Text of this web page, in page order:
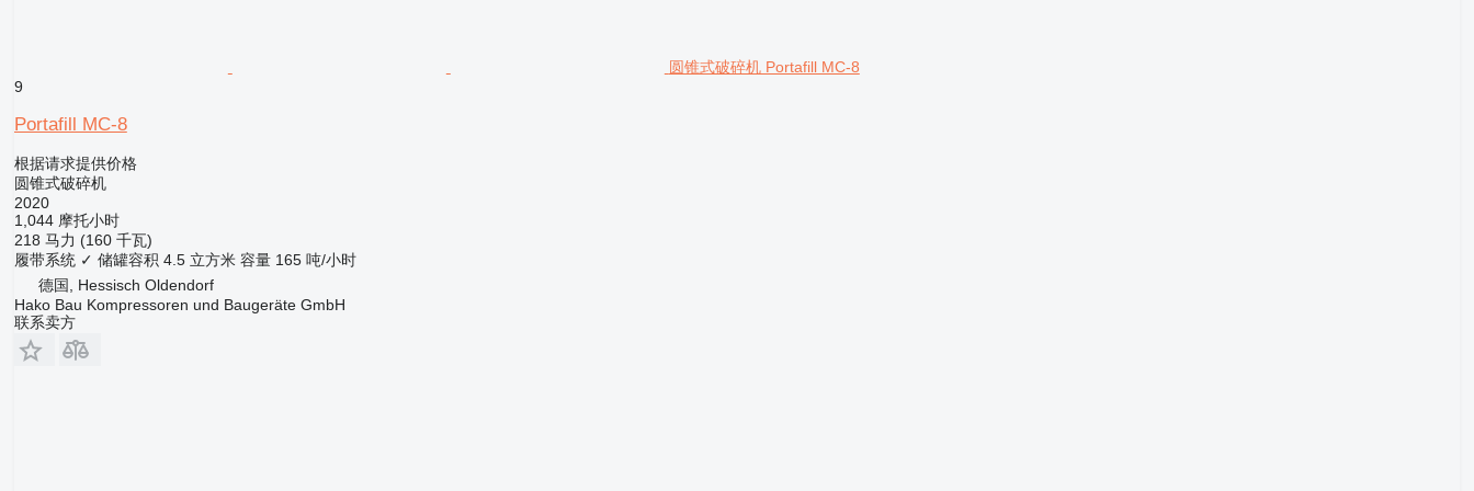
圆锥式破碎机 Portafill MC-8
9
Portafill MC-8
根据请求提供价格
圆锥式破碎机
2020
1,044 摩托小时
218 马力 (160 千瓦)
履带系统 ✓ 储罐容积 4.5 立方米 容量 165 吨/小时
德国, Hessisch Oldendorf
Hako Bau Kompressoren und Baugeräte GmbH
联系卖方